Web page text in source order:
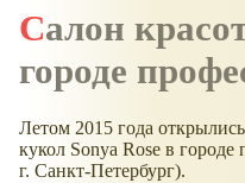
Салон красоты Sonya Rose в
городе
Летом 2015 года
кукол Sonya Rose в
г. Санкт-Петербург).